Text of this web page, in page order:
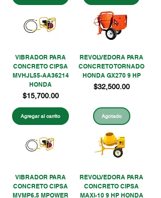
VIBRADOR PARA
CONCRETO CIPSA
MVHJL55-AA36214
HONDA
Precio
$15,700.00
Agregar al carrito
REVOLVEDORA PARA
CONCRETO TORNADO
HONDA GX270 9 HP
Precio
$32,500.00
Agotado
VIBRADOR PARA
CONCRETO CIPSA
MVMP6.5 MPOWER
REVOLVEDORA PARA
CONCRETO CIPSA
MAXI-10 9 HP HONDA